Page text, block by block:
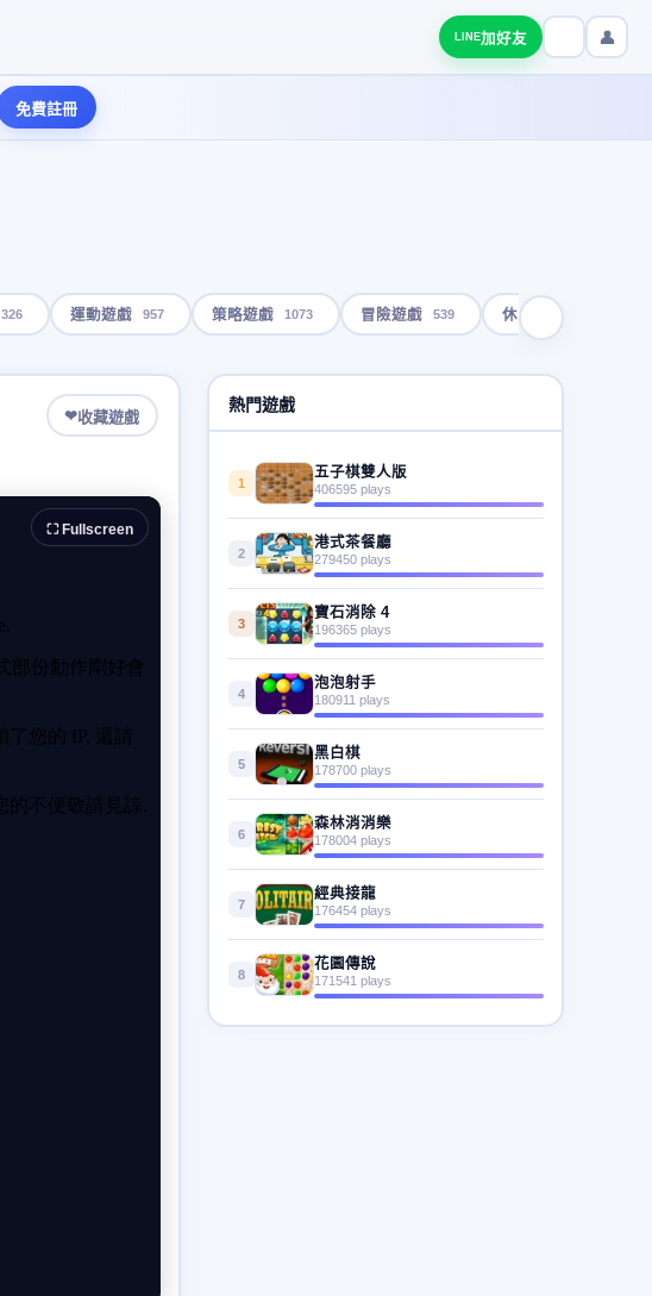
LINE加好友 👤
免費註冊
326 運動遊戲 957 策略遊戲 1073 冒險遊戲 539 休閒遊戲
❤收藏遊戲
⛶ Fullscreen
熱門遊戲
1
五子棋雙人版
406595 plays
2
港式茶餐廳
279450 plays
3
寶石消除 4
196365 plays
4
泡泡射手
180911 plays
5
黑白棋
178700 plays
6
森林消消樂
178004 plays
7
經典接龍
176454 plays
8
花園傳說
171541 plays